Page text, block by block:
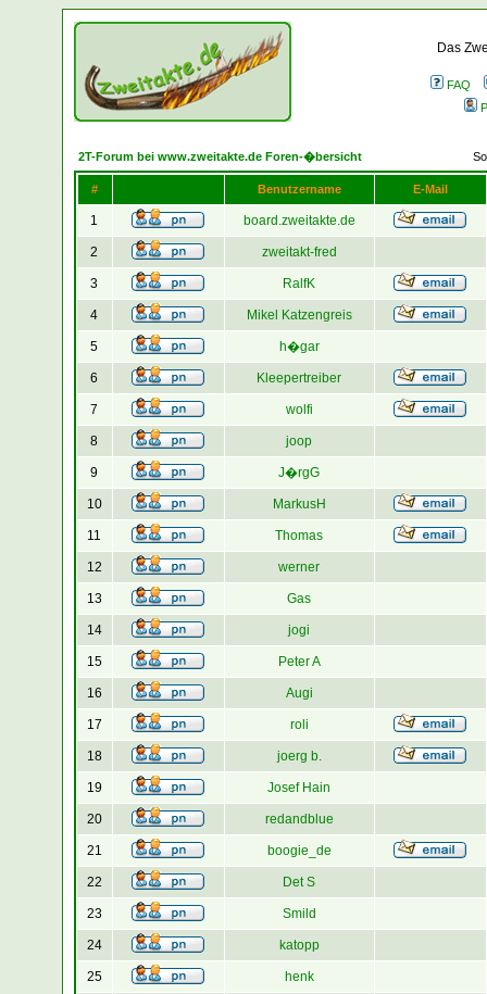
Das
FAQ
2T-Forum bei www.zweitakte.de Foren-�bersicht
# Benutzername E-Mail
1 board.zweitakte.de
2 zweitakt-fred
3 RalfK
4 Mikel Katzengreis
5 h�gar
6 Kleepertreiber
7 wolfi
8 joop
9 J�rgG
10 MarkusH
11 Thomas
12 werner
13 Gas
14 jogi
15 Peter A
16 Augi
17 roli
18 joerg b.
19 Josef Hain
20 redandblue
21 boogie_de
22 Det S
23 Smild
24 katopp
25 henk